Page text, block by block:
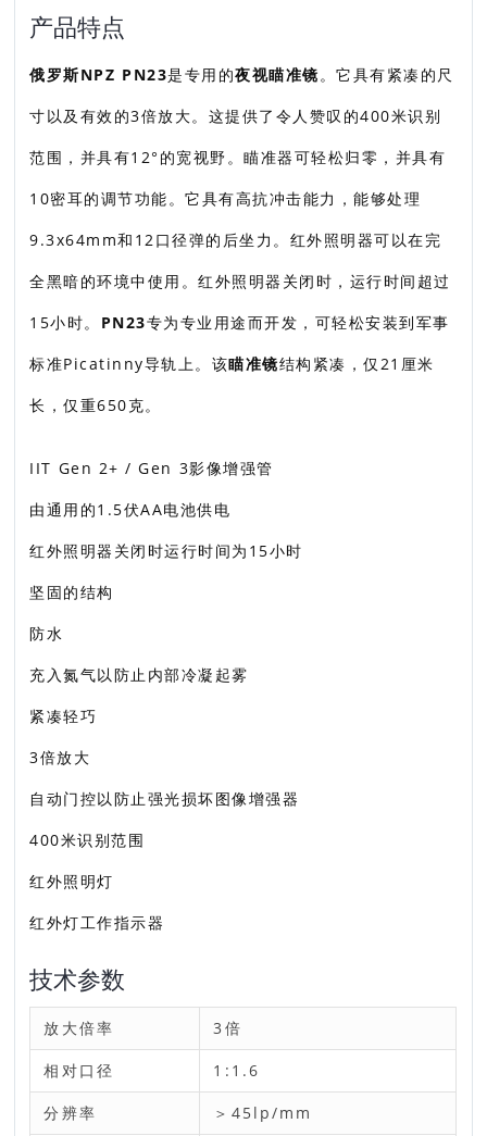
产品特点
俄罗斯NPZ PN23是专用的夜视瞄准镜。它具有紧凑的尺
寸以及有效的3倍放大。这提供了令人赞叹的400米识别
范围，并具有12°的宽视野。瞄准器可轻松归零，并具有
10密耳的调节功能。它具有高抗冲击能力，能够处理
9.3x64mm和12口径弹的后坐力。红外照明器可以在完
全黑暗的环境中使用。红外照明器关闭时，运行时间超过
15小时。 PN23专为专业用途而开发，可轻松安装到军事
标准Picatinny导轨上。该瞄准镜结构紧凑，仅21厘米
长，仅重650克。
IIT Gen 2+ / Gen 3影像增强管
由通用的1.5伏AA电池供电
红外照明器关闭时运行时间为15小时
坚固的结构
防水
充入氮气以防止内部冷凝起雾
紧凑轻巧
3倍放大
自动门控以防止强光损坏图像增强器
400米识别范围
红外照明灯
红外灯工作指示器
技术参数
放大倍率 3倍
相对口径 1:1.6
分辨率 ＞45lp/mm